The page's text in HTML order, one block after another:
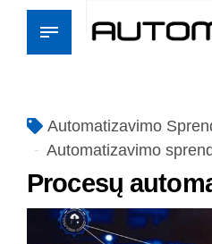
Automatizavimo
Automatizavimo
Procesų